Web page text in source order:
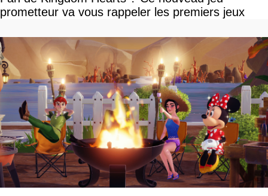
prometteur va vous rappeler les premiers jeux